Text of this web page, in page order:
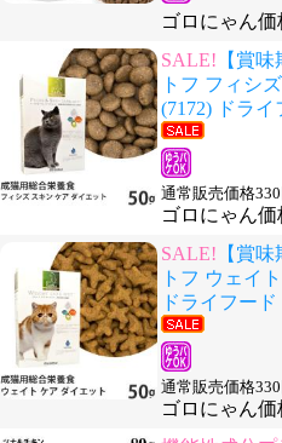
ゴロにゃん価
SALE! 【賞
トフ フィシ
(7172) ドライ
通常販売価格
ゴロにゃん価
SALE! 【賞
トフ ウェイ
ドライフード
通常販売価格
ゴロにゃん価